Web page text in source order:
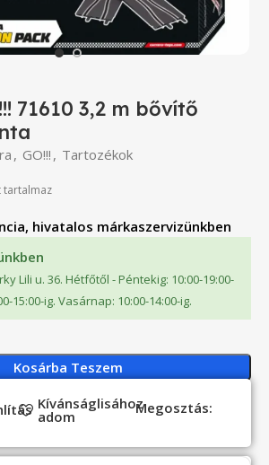
71610 3,2 m bővítő
, GO!!! , Tartozékok
tartalmaz
hivatalos márkaszervizünkben
Lili u. 36. Hétfőtől - Péntekig: 10:00-19:00-
15:00-ig. Vasárnap: 10:00-14:00-ig.
Kosárba Teszem
Kívánságlisához
adom Megosztás: